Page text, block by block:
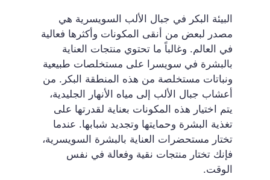
البيئة البكر في جبال الألب السويسرية هي
مصدر لبعض من أنقى المكونات وأكثرها فعالية
في العالم. وغالباً ما تحتوي منتجات العناية
بالبشرة في سويسرا على مستخلصات طبيعية
ونباتات مستخلصة من هذه المنطقة البكر. من
أعشاب جبال الألب إلى مياه الأنهار الجليدية،
يتم اختيار هذه المكونات بعناية لقدرتها على
تغذية البشرة وحمايتها وتجديد شبابها. عندما
تختار مستحضرات العناية بالبشرة السويسرية،
فإنك تختار منتجات نقية وفعالة في نفس
الوقت.